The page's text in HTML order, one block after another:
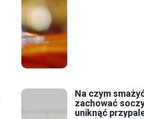
Na czym
zachować
uniknąć